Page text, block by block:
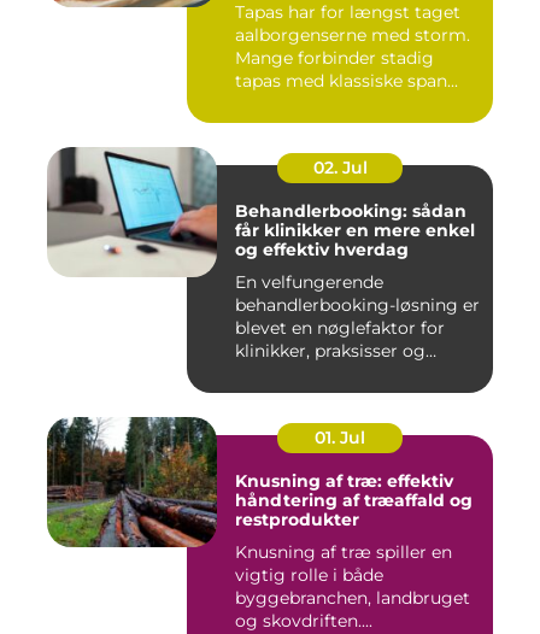
Tapas har for længst taget
aalborgenserne med storm.
Mange forbinder stadig
tapas med klassiske span...
02. Jul
Behandlerbooking: sådan
får klinikker en mere enkel
og effektiv hverdag
En velfungerende
behandlerbooking-løsning er
blevet en nøglefaktor for
klinikker, praksisser og
01. Jul
Knusning af træ: effektiv
håndtering af træaffald og
restprodukter
Knusning af træ spiller en
vigtig rolle i både
byggebranchen, landbruget
og skovdriften....